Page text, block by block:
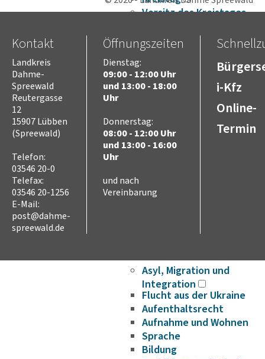
Vorsitz des Kreistages
Niederschriften
Videoaufzeichnungen
Kreistag
Themen
Kinder
SchülerInnen
Jugend
Bauen und Infrastruktur
Digitalisierung
Asyl, Migration und
Integration
Flucht aus der Ukraine
Aufenthaltsrecht
Aufnahme und Wohnen
Sprache
Bildung
Kontakt
Landkreis
Dahme-
Spreewald
Reutergasse
12
15907 Lübben
(Spreewald)
Telefon:
03546 20-0
Telefax:
03546 20-1256
E-Mail:
post@dahme-
spreewald.de
Öffnungszeiten
Dienstag:
09:00 - 12:00 Uhr
und 13:00 - 18:00
Uhr
Donnerstag:
08:00 - 12:00 Uhr
und 13:00 - 16:00
Uhr
und nach
Vereinbarung
i-Kfz
Online-
Termin